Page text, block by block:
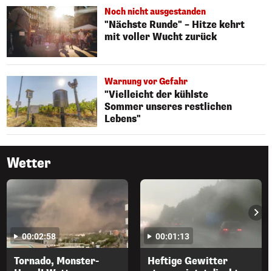
Noch nicht ausgestanden
"Nächste Runde" – Hitze kehrt
mit voller Wucht zurück
Warnung vor Gefahr
"Vielleicht der kühlste
Sommer unseres restlichen
Lebens"
Wetter
00:02:58
Tornado, Monster-
00:01:13
Heftige Gewitter